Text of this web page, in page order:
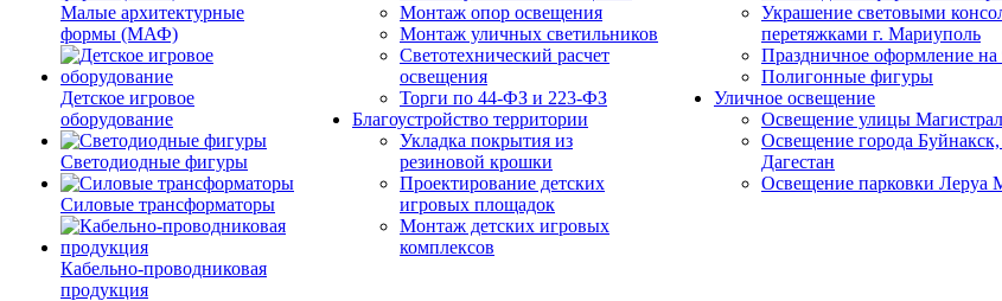
Малые архитектурные
формы (МАФ)
Детское игровое
оборудование
Светодиодные фигуры
Силовые трансформаторы
Кабельно-проводниковая
продукция
Монтаж опор освещения
Монтаж уличных светильников
Светотехнический расчет
освещения
Торги по 44-ФЗ и 223-ФЗ
Благоустройство территории
Укладка покрытия из
резиновой крошки
Проектирование детских
игровых площадок
Монтаж детских игровых
комплексов
Украшение световыми
перетяжками г. Мариуполь
Праздничное оформление на
Полигонные фигуры
Уличное освещение
Освещение улицы
Освещение города
Дагестан
Освещение парковки Леруа